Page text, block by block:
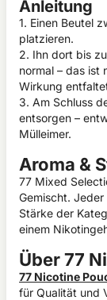
Anleitung
1. Einen Beutel
platzieren.
2. Ihn dort bis
normal – das ist
Wirkung
3. Am Schluss
entsorgen –
Mülleimer.
Aroma &
77 Mixed
Gemischt.
Stärke der
einem
Über 77
77 Nicotine
für Qualität und